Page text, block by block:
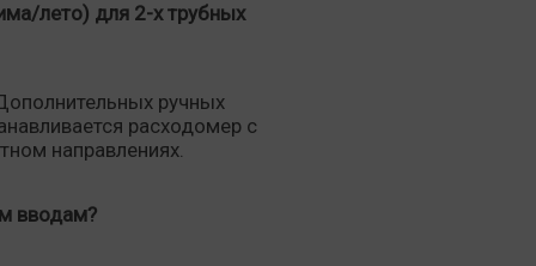
лето) для 2-х трубных
ручных
расходомер с
направлениях.
вводам?